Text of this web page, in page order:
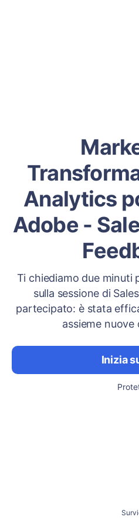
Analytics
Adobe -
Ti chiediamo due minuti
sulla sessione di
partecipato: è stata
assieme
Inizia